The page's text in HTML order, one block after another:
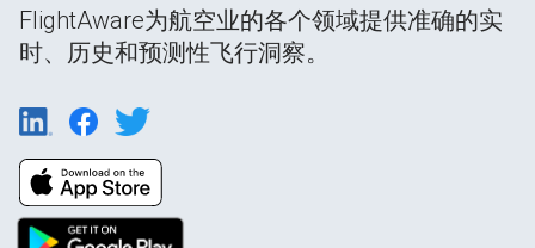
FlightAware为航空业的各个领域提供准确的实
时、历史和预测性飞行洞察。